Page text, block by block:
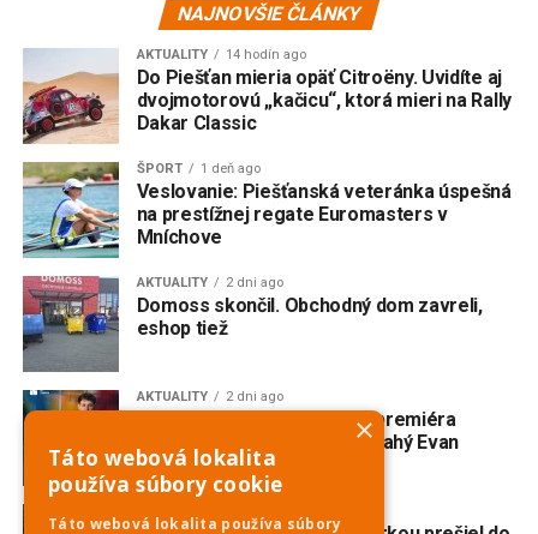
NAJNOVŠIE ČLÁNKY
AKTUALITY 14 hodín ago
Do Piešťan mieria opäť Citroëny. Uvidíte aj
dvojmotorovú „kačicu“, ktorá mieri na Rally
Dakar Classic
ŠPORT 1 deň ago
Veslovanie: Piešťanská veteránka úspešná
na prestížnej regate Euromasters v
Mníchove
AKTUALITY 2 dni ago
Domoss skončil. Obchodný dom zavreli,
eshop tiež
AKTUALITY 2 dni ago
V Trnave vzniká slovenská premiéra
broadwayského muzikálu Drahý Evan
Hansen
×
Táto webová lokalita
používa súbory cookie
Táto webová lokalita používa súbory